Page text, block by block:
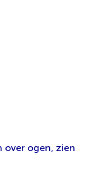
over ogen, zien